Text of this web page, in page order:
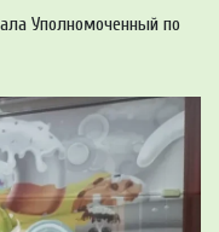
Уполномоченный по